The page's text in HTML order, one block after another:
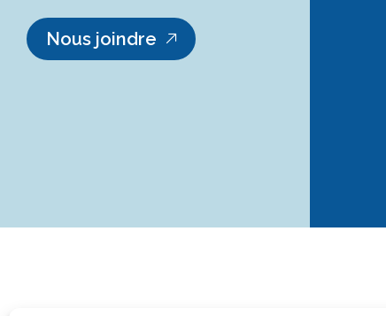
Nous joindre